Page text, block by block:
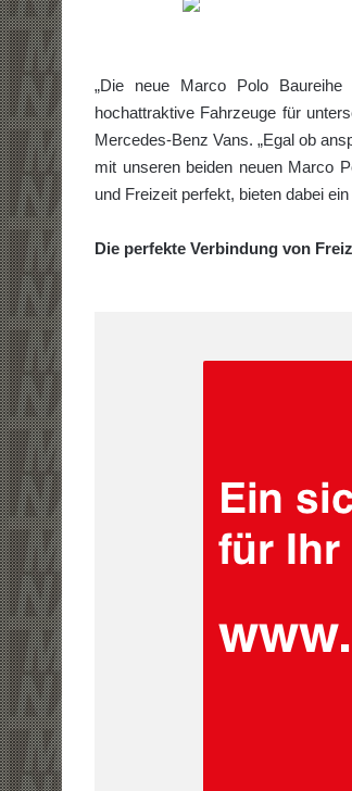
„Die neue Marco Polo
hochattraktive Fahrzeuge für
Mercedes-Benz Vans. „Egal ob
mit unseren beiden neuen Marco
und Freizeit perfekt, bieten dabei
Die perfekte Verbindung von